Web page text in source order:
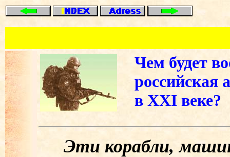
Чем будет
российская
в XXI веке?
Эти корабли,